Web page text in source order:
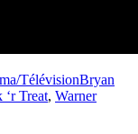
TélévisionÉtiquettes
Bryan
‘r Treat, Warner